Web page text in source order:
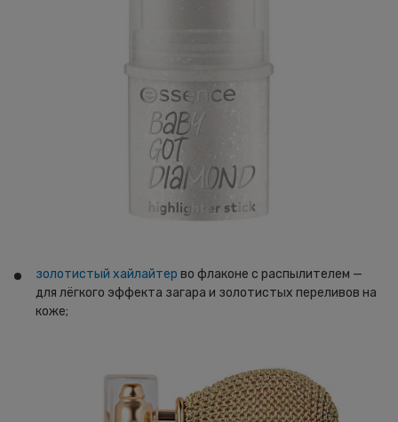
золотистый хайлайтер во флаконе с распылителем —
для лёгкого эффекта загара и золотистых переливов на
коже;